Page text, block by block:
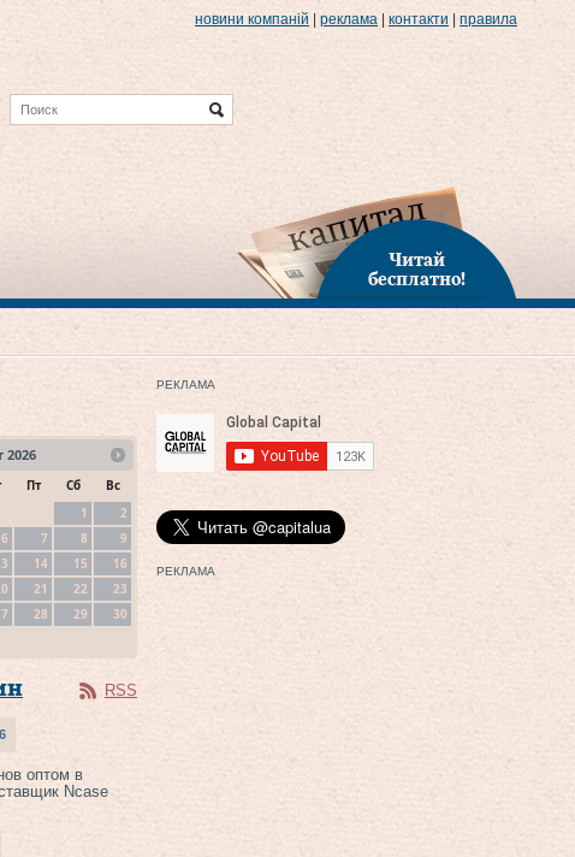
новини компаній реклама контакти правила
Читай
бесплатно!
2026
Пт Сб
Вс
1
2
6 7 8
9
14 15
16
21 22
23
28 29
30
RSS
оптом в
Ncase
РЕКЛАМА
РЕКЛАМА